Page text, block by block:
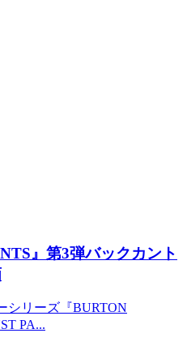
』第3弾バックカント
シリーズ『BURTON
PA...